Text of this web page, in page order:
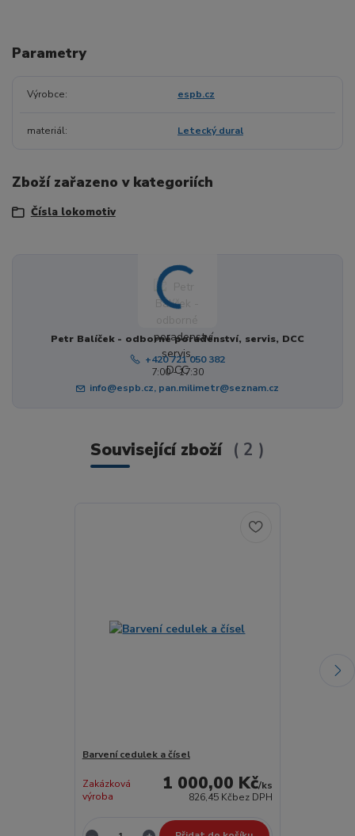
Parametry
Výrobce espb.cz
materiál Letecký dural
Zboží zařazeno v kategoriích
Čísla lokomotiv
Petr Balíček - odborné poradenství, servis, DCC
+420 721 050 382
7:00 - 17:30
info@espb.cz, pan.milimetr@seznam.cz
Související zboží 2
Barvení cedulek a čísel
1 000,00 Kč/ks
826,45 Kčbez DPH
Zakázková
výroba